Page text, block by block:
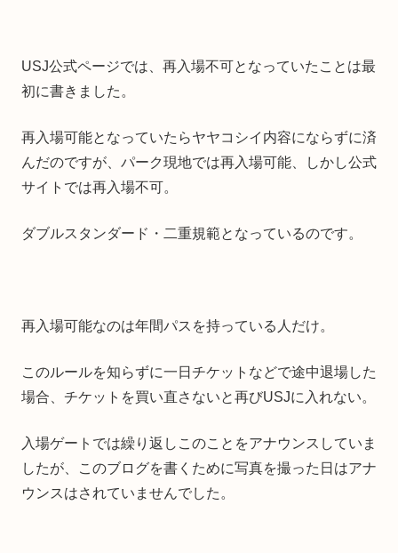
USJ公式ページでは、再入場不可となっていたことは最
初に書きました。
再入場可能となっていたらヤヤコシイ内容にならずに済
んだのですが、パーク現地では再入場可能、しかし公式
サイトでは再入場不可。
ダブルスタンダード・二重規範となっているのです。
再入場可能なのは年間パスを持っている人だけ。
このルールを知らずに一日チケットなどで途中退場した
場合、チケットを買い直さないと再びUSJに入れない。
入場ゲートでは繰り返しこのことをアナウンスしていま
したが、このブログを書くために写真を撮った日はアナ
ウンスはされていませんでした。